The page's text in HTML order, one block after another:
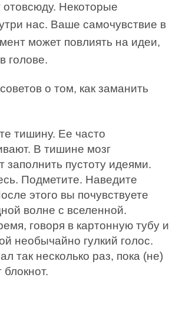
Некоторые
нас. Ваше самочувствие в
может повлиять на идеи,
голове.
о том, как заманить
тишину. Ее часто
В тишине мозг
заполнить пустоту идеями.
Подметите. Наведите
этого вы почувствуете
волне с вселенной.
говоря в картонную тубу и
необычайно гулкий голос.
так несколько раз, пока (не)
блокнот.